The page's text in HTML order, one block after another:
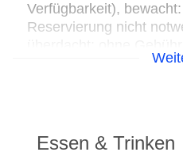
Verfügbarkeit),
Reservierung nicht
Tagungsequipment:
Essen & Trinken